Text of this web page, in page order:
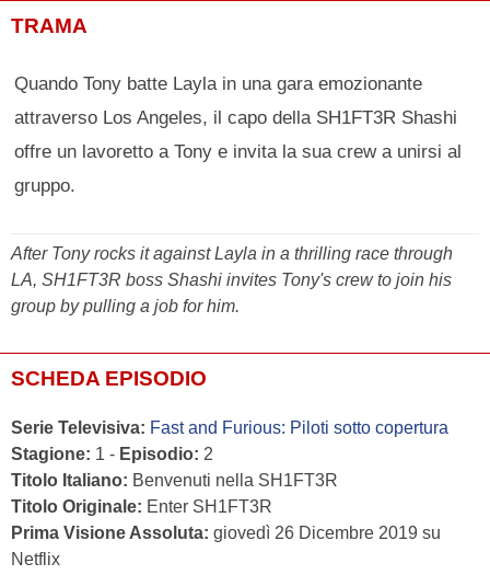
TRAMA
Quando Tony batte Layla in una gara emozionante
attraverso Los Angeles, il capo della SH1FT3R Shashi
offre un lavoretto a Tony e invita la sua crew a unirsi al
gruppo.
After Tony rocks it against Layla in a thrilling race through
LA, SH1FT3R boss Shashi invites Tony's crew to join his
group by pulling a job for him.
SCHEDA EPISODIO
Serie Televisiva: Fast and Furious: Piloti sotto copertura
Stagione: 1 - Episodio: 2
Titolo Italiano: Benvenuti nella SH1FT3R
Titolo Originale: Enter SH1FT3R
Prima Visione Assoluta: giovedì 26 Dicembre 2019 su
Netflix